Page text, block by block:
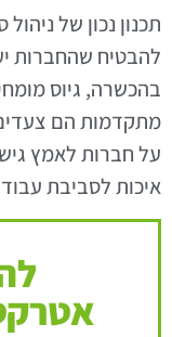
להבטיח שהחברות
בהכשרה, גיוס
מתקדמות הם
על חברות לאמץ
איכות לסביבת